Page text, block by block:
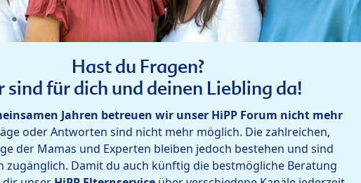
Hast du Fragen?
sind für dich und deinen Liebling da!
Jahren betreuen wir unser HiPP Forum nicht mehr
oder Antworten sind nicht mehr möglich. Die zahlreichen,
der Mamas und Experten bleiben jedoch bestehen und sind
zugänglich. Damit du auch künftig die bestmögliche Beratung